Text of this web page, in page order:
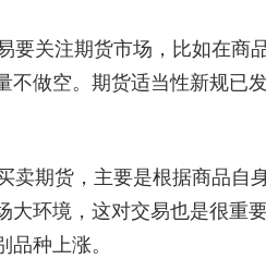
关注期货市场，比如在商
不做空。期货适当性新规已
期货，主要是根据商品自
大环境，这对交易也是很重
品种上涨。